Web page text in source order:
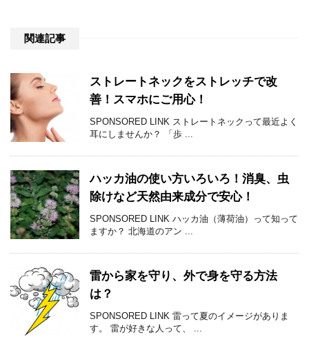
関連記事
ストレートネックをストレッチで改
善！スマホにご用心！
SPONSORED LINK ストレートネックって最近よく
耳にしませんか？ 「歩 ...
ハッカ油の使い方いろいろ！消臭、虫
除けなど天然由来成分で安心！
SPONSORED LINK ハッカ油（薄荷油）って知って
ますか？ 北海道のアン ...
雷から家を守り、外で身を守る方法
は？
SPONSORED LINK 雷って夏のイメージがありま
す。 雷が好きな人って、 ...